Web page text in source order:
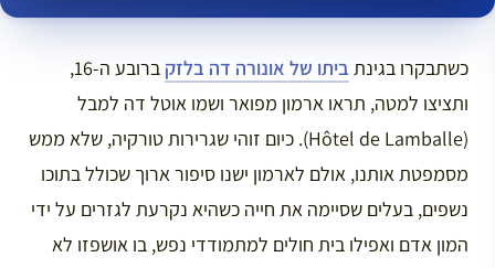
כשתבקרו בגינת ביתו של אונורה דה בלזק
ברובע ה-16,
ותציצו למטה, תראו ארמון מפואר ושמו אוטל דה למבל
(Hôtel de Lamballe). כיום זוהי שגרירות טורקיה, שלא ממש
מסמפטת אותנו, אולם לארמון ישנו סיפור ארוך שכולל בתוכו
נשפים, בעלים שסיימה את חייה כשהיא נקרעת לגזרים על ידי
המון אדם ואפילו בית חולים למתמודדי נפש, בו אושפזו לא